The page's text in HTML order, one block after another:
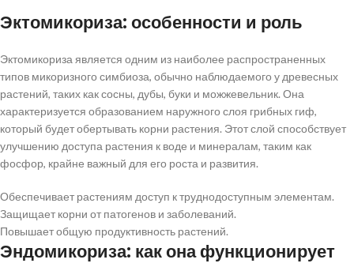
Эктомикориза: особенности и роль
Эктомикориза является одним из наиболее распространенных
типов микоризного симбиоза, обычно наблюдаемого у древесных
растений, таких как сосны, дубы, буки и можжевельник. Она
характеризуется образованием наружного слоя грибных гиф,
который будет обертывать корни растения. Этот слой способствует
улучшению доступа растения к воде и минералам, таким как
фосфор, крайне важный для его роста и развития.
Обеспечивает растениям доступ к труднодоступным элементам.
Защищает корни от патогенов и заболеваний.
Повышает общую продуктивность растений.
Эндомикориза: как она функционирует